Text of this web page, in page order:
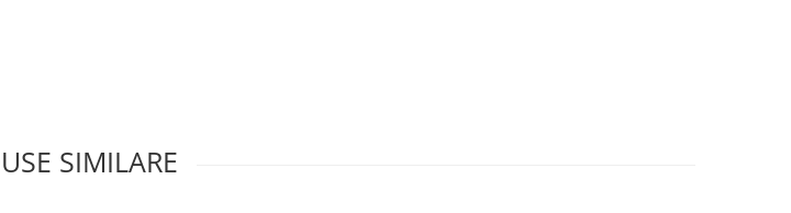
SIMILARE